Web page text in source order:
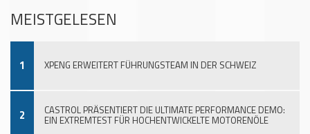
MEISTGELESEN
1 XPENG ERWEITERT FÜHRUNGSTEAM IN DER SCHWEIZ
2 CASTROL PRÄSENTIERT DIE ULTIMATE PERFORMANCE DEMO:
EIN EXTREMTEST FÜR HOCHENTWICKELTE MOTORENÖLE